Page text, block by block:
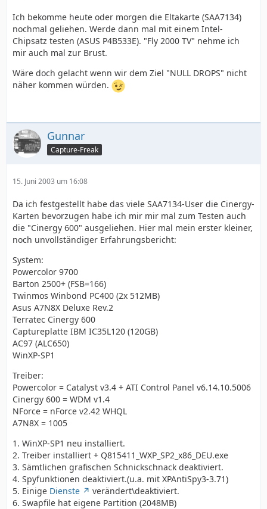
Ich bekomme heute oder morgen die Eltakarte (SAA7134)
nochmal geliehen. Werde dann mal mit einem Intel-
Chipsatz testen (ASUS P4B533E). "Fly 2000 TV" nehme ich
mir auch mal zur Brust.
Wäre doch gelacht wenn wir dem Ziel "NULL DROPS" nicht
näher kommen würden.
Gunnar
Capture-Freak
15. Juni 2003 um 16:08
Da ich festgestellt habe das viele SAA7134-User die Cinergy-
Karten bevorzugen habe ich mir mir mal zum Testen auch
die "Cinergy 600" ausgeliehen. Hier mal mein erster kleiner,
noch unvollständiger Erfahrungsbericht:
System:
Powercolor 9700
Barton 2500+ (FSB=166)
Twinmos Winbond PC400 (2x 512MB)
Asus A7N8X Deluxe Rev.2
Terratec Cinergy 600
Captureplatte IBM IC35L120 (120GB)
AC97 (ALC650)
WinXP-SP1
Treiber:
Powercolor = Catalyst v3.4 + ATI Control Panel v6.14.10.5006
Cinergy 600 = WDM v1.4
NForce = nForce v2.42 WHQL
A7N8X = 1005
1. WinXP-SP1 neu installiert.
2. Treiber installiert + Q815411_WXP_SP2_x86_DEU.exe
3. Sämtlichen grafischen Schnickschnack deaktiviert.
4. Spyfunktionen deaktiviert.(u.a. mit XPAntiSpy3-3.71)
5. Einige Dienste
verändert\deaktiviert.
6. Swapfile hat eigene Partition (2048MB)